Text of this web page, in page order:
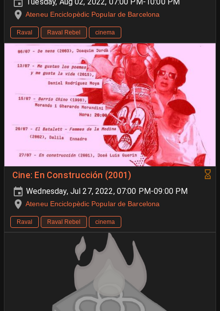
Ateneu Enciclopèdic Popular de Barcelona
Raval Raval Rebel cinema
Cine: En Construcción (2001)
Wednesday, Jul 27, 2022, 07:00 PM-09:00 PM
Ateneu Enciclopèdic Popular de Barcelona
Raval Raval Rebel cinema